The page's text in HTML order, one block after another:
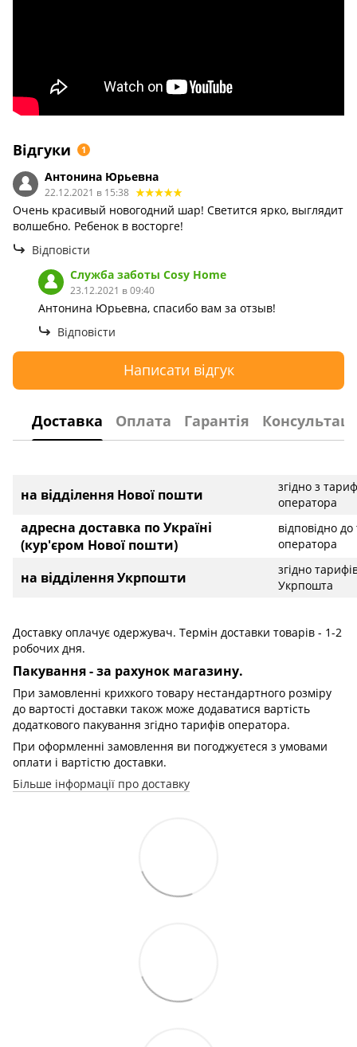
Відгуки 1
Антонина Юрьевна
22.12.2021 в 15:38
Очень красивый новогодний шар! Светится ярко, выглядит
волшебно. Ребенок в восторге!
Відповісти
Служба заботы Сosy Home
23.12.2021 в 09:40
Антонина Юрьевна, спасибо вам за отзыв!
Відповісти
Написати відгук
Доставка Оплата Гарантія
на відділення Нової пошти
згідно з
оператора
адресна доставка по Україні
(кур'єром Нової пошти)
відповідно
оператора
на відділення Укрпошти
згідно
Укрпошта
Доставку оплачує одержувач. Термін доставки товарів - 1-2
робочих дня.
Пакування - за рахунок магазину.
При замовленні крихкого товару нестандартного розміру
до вартості доставки також може додаватися вартість
додаткового пакування згідно тарифів оператора.
При оформленні замовлення ви погоджуєтеся з умовами
оплати і вартістю доставки.
Більше інформації про доставку